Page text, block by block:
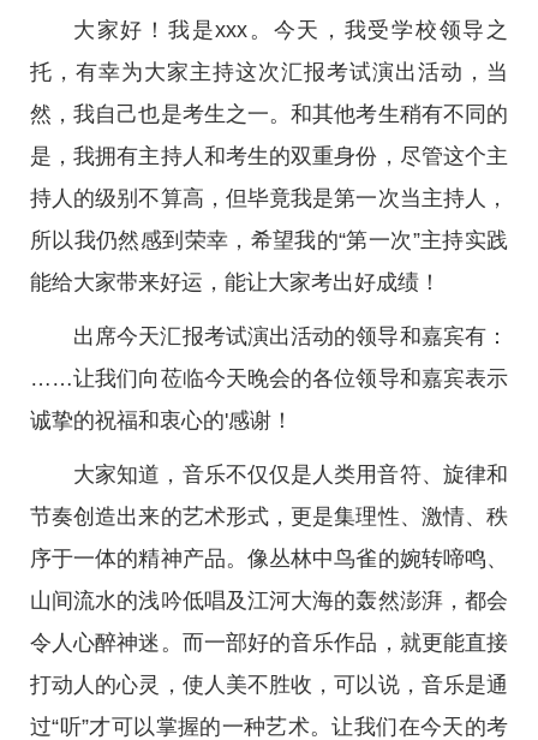
大家好！我是xxx。今天，我受学校领导之
托，有幸为大家主持这次汇报考试演出活动，当
然，我自己也是考生之一。和其他考生稍有不同的
是，我拥有主持人和考生的双重身份，尽管这个主
持人的级别不算高，但毕竟我是第一次当主持人，
所以我仍然感到荣幸，希望我的“第一次”主持实践
能给大家带来好运，能让大家考出好成绩！
出席今天汇报考试演出活动的领导和嘉宾有：
……让我们向莅临今天晚会的各位领导和嘉宾表示
诚挚的祝福和衷心的'感谢！
大家知道，音乐不仅仅是人类用音符、旋律和
节奏创造出来的艺术形式，更是集理性、激情、秩
序于一体的精神产品。像丛林中鸟雀的婉转啼鸣、
山间流水的浅吟低唱及江河大海的轰然澎湃，都会
令人心醉神迷。而一部好的音乐作品，就更能直接
打动人的心灵，使人美不胜收，可以说，音乐是通
过“听”才可以掌握的一种艺术。让我们在今天的考